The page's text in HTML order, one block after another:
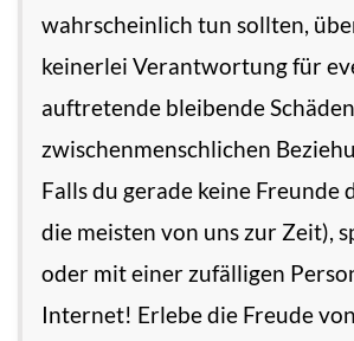
wahrscheinlich tun sollten,
keinerlei Verantwortung für
auftretende bleibende
zwischenmenschlichen
Falls du gerade keine Freunde
die meisten von uns zur Zeit),
oder mit einer zufälligen
Internet! Erlebe die Freude